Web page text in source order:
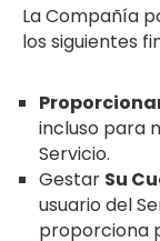
La Compañía
los siguientes
incluso para
Servicio.
Gestar Su
usuario del
proporciona